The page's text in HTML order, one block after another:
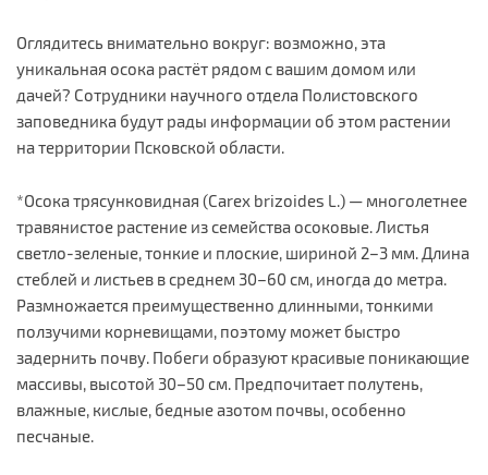
Оглядитесь внимательно вокруг: возможно, эта
уникальная осока растёт рядом с вашим домом или
дачей? Сотрудники научного отдела Полистовского
заповедника будут рады информации об этом растении
на территории Псковской области.
*Осока трясунковидная (Carex brizoides L.) — многолетнее
травянистое растение из семейства осоковые. Листья
светло-зеленые, тонкие и плоские, шириной 2–3 мм. Длина
стеблей и листьев в среднем 30–60 см, иногда до метра.
Размножается преимущественно длинными, тонкими
ползучими корневищами, поэтому может быстро
задернить почву. Побеги образуют красивые поникающие
массивы, высотой 30–50 см. Предпочитает полутень,
влажные, кислые, бедные азотом почвы, особенно
песчаные.